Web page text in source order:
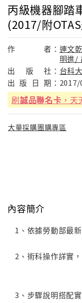
丙級機器腳踏
(2017/附
作 者： 連文
明進/
出
版 社： 台科
出 版 日 期：
刷誠品聯名卡 ，
大量採購團購專區
內容簡介
1、依據勞動部最
2、術科操作詳實
3、步驟說明搭配